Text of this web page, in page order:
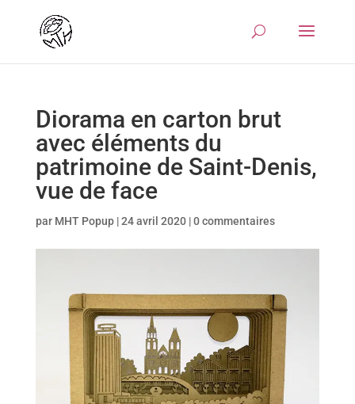
Diorama en carton brut
avec éléments du
patrimoine de Saint-Denis,
vue de face
par MHT Popup|24 avril 2020|0 commentaires